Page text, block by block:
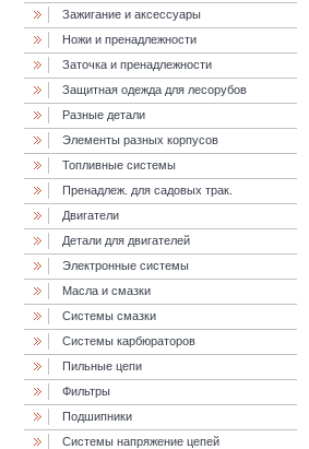
Зажигание и аксессуары
Ножи и пренадлежности
Заточка и пренадлежности
Защитная одежда для лесорубов
Разные детали
Элементы разных корпусов
Топливные системы
Пренадлеж. для садовых трак.
Двигатели
Детали для двигателей
Электронные системы
Масла и смазки
Cистемы смазки
Системы карбюраторов
Пильные цепи
Фильтры
Подшипники
Системы напряжение цепей